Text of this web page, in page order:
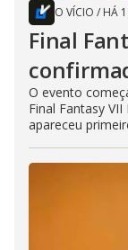
O VÍCIO / HÁ
Final
O evento
Final Fantasy
apareceu